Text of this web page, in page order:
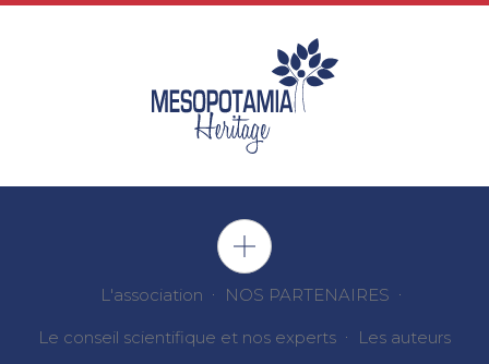
L'association NOS PARTENAIRES
Le conseil scientifique et nos experts Les auteurs